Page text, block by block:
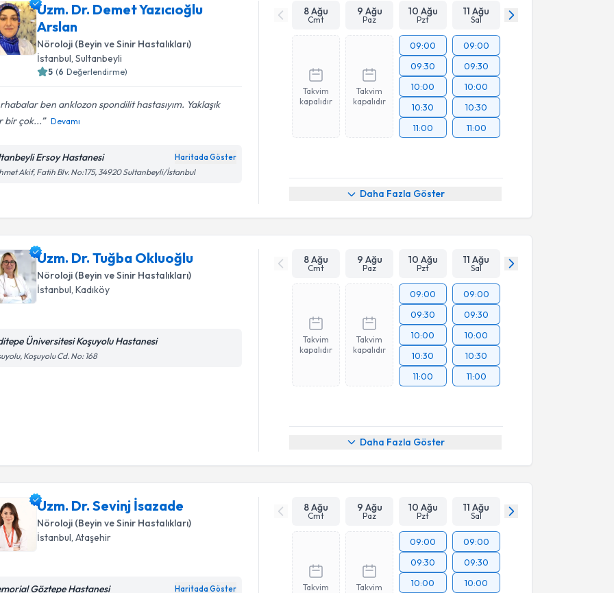
Uzm. Dr. Demet Yazıcıoğlu
Arslan
Nöroloji (Beyin ve Sinir Hastalıkları)
İstanbul, Sultanbeyli
5 (6 Değerlendirme)
ben anklozon spondilit hastasıyım. Yaklaşık
bir çok...
Devamı
Ersoy Hastanesi Haritada Göster
Akif, Fatih Blv. No:175, 34920 Sultanbeyli/İstanbul
8 Ağu
Cmt
9 Ağu
Paz
10 Ağu
Pzt
11 Ağu
Sal
Takvim
kapalıdır
Takvim
kapalıdır
09:00
09:30
10:00
10:30
11:00
09:00
09:30
10:00
10:30
11:00
Daha Fazla Göster
Uzm. Dr. Tuğba Okluoğlu
Nöroloji (Beyin ve Sinir Hastalıkları)
İstanbul , Kadıköy
Üniversitesi Koşuyolu Hastanesi
Koşuyolu Cd. No: 168
8 Ağu
Cmt
9 Ağu
Paz
10 Ağu
Pzt
11 Ağu
Sal
Takvim
kapalıdır
Takvim
kapalıdır
09:00
09:30
10:00
10:30
11:00
09:00
09:30
10:00
10:30
11:00
Daha Fazla Göster
Uzm. Dr. Sevinj İsazade
Nöroloji (Beyin ve Sinir Hastalıkları)
İstanbul, Ataşehir
Göztepe Hastanesi Haritada Göster
8 Ağu
Cmt
9 Ağu
Paz
10 Ağu
Pzt
11 Ağu
Sal
Takvim
Takvim
09:00
09:30
10:00
09:00
09:30
10:00